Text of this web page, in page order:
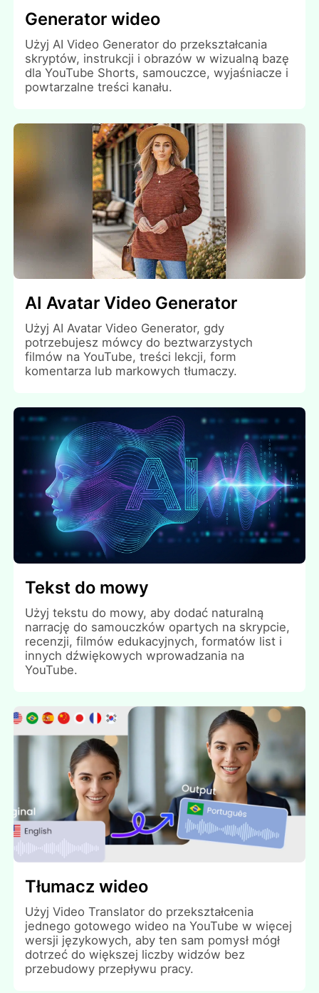
Generator wideo
Użyj AI Video Generator do przekształcania
skryptów, instrukcji i obrazów w wizualną bazę
dla YouTube Shorts, samouczce, wyjaśniacze i
powtarzalne treści kanału.
AI Avatar Video Generator
Użyj AI Avatar Video Generator, gdy
potrzebujesz mówcy do beztwarzystych
filmów na YouTube, treści lekcji, form
komentarza lub markowych tłumaczy.
Tekst do mowy
Użyj tekstu do mowy, aby dodać naturalną
narrację do samouczków opartych na skrypcie,
recenzji, filmów edukacyjnych, formatów list i
innych dźwiękowych wprowadzania na
YouTube.
Tłumacz wideo
Użyj Video Translator do przekształcenia
jednego gotowego wideo na YouTube w więcej
wersji językowych, aby ten sam pomysł mógł
dotrzeć do większej liczby widzów bez
przebudowy przepływu pracy.